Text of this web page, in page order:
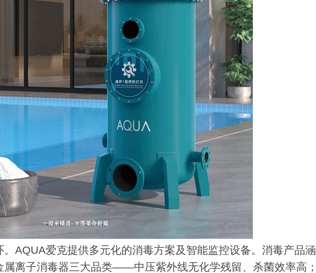
AQUA爱克提供多元化的消毒方案及智能监控设备。消毒产品涵
离子消毒器三大品类——中压紫外线无化学残留、杀菌效率高；